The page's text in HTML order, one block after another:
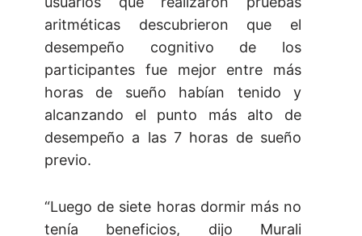
aritméticas descubrieron que el
desempeño cognitivo de los
participantes fue mejor entre más
horas de sueño habían tenido y
alcanzando el punto más alto de
desempeño a las 7 horas de sueño
previo.
“Luego de siete horas dormir más no
tenía beneficios, dijo Murali